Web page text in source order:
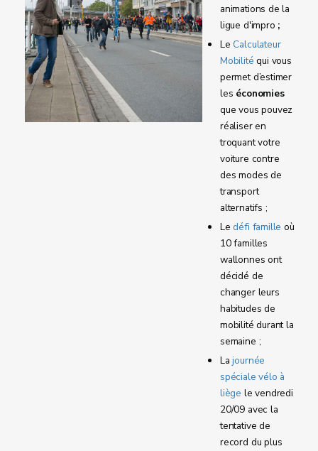
animations de la
ligue d'impro ;
Le Calculateur
Mobilité qui vous
permet d’estimer
les économies
que vous pouvez
réaliser en
troquant votre
voiture contre
des modes de
transport
alternatifs ;
Ledéfi famille où
10 familles
wallonnes ont
décidé de
changer leurs
habitudes de
mobilité durant la
semaine ;
Lajournée
spéciale vélo à
liège le vendredi
20/09 avec la
tentative de
record du plus